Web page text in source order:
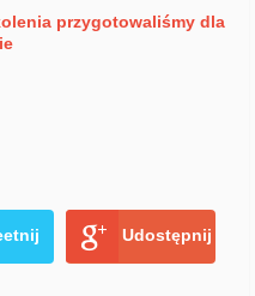
przygotowaliśmy dla
Udostępnij